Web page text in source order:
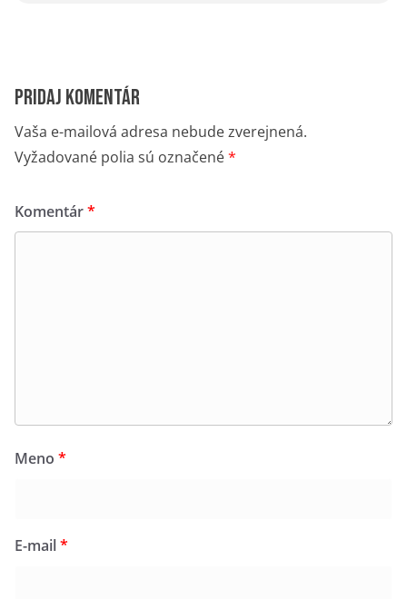
Pridaj komentár
Vaša e-mailová adresa nebude zverejnená.
Vyžadované polia sú označené*
Komentár*
Meno *
E-mail*